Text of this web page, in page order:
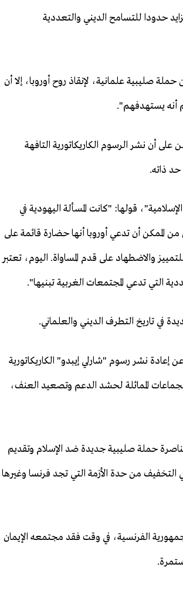
حدودا للتسامح الديني والتعددية
صليبية علمانية، لإنقاذ روح أوروبا، إلا أن
أنه يستهدفهم".
أن نشر الرسوم الكاريكاتورية التافهة
حد ذاته.
قولها: "كانت المسألة اليهودية في
الممكن أن تدعي أوروبا أنها حضارة قائمة على
والاضطهاد على قدم المساواة. اليوم، تعتبر
التي تدعي المجتمعات الغربية تبنيها".
في تاريخ التطرف الديني والعلماني.
إعادة نشر رسوم "شارلي إيبدو" الكاريكاتورية
المماثلة لحشد الدعم وتصعيد العنف،
حملة صليبية جديدة ضد الإسلام وتقديم
التخفيف من حدة الأزمة التي تجد فرنسا وغيرها
الفرنسية، في وقت فقد مجتمعه الإيمان